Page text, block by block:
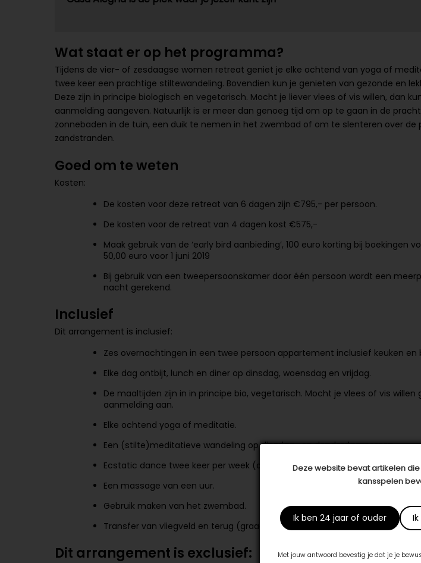
Deze website bevat artikelen
kansspelen
Ik ben 24 jaar of ouder
Met jouw antwoord bevestig je dat je je
Wat staat er op het programma?
Tijdens de vier- of zesdaagse women retreat geniet je elke ochtend van yoga of
twee keer een prachtige stiltewandeling. Bovendien kun je genieten van gezonde en
Deze zijn in principe biologisch en vegetarisch. Mocht je liever vlees of vis willen, dan
aanmelding aangeven. Natuurlijk is er meer dan genoeg tijd om op te gaan in de
zonnebaden in de tuin, een duik te nemen in het zwembad of om te slenteren over de
zandstranden.
Goed om te weten
Kosten:
De kosten voor deze retreat van 6 dagen zijn €795,- per persoon.
De kosten voor de retreat van 4 dagen kost €575,-
Maak gebruik van de ‘early bird aanbieding’, 100 euro korting bij boekingen
50,00 euro voor 1 juni 2019
Bij gebruik van een tweepersoonskamer door één persoon wordt een
nacht gerekend.
Inclusief
Dit arrangement is inclusief:
Zes overnachtingen in een twee persoon appartement inclusief keuken en
Elke dag ontbijt, lunch en diner op dinsdag, woensdag en vrijdag.
De maaltijden zijn in in principe bio, vegetarisch. Mocht je vlees of vis willen
aanmelding aan.
Elke ochtend yoga of meditatie.
Een (stilte)meditatieve wandeling op dinsdag- en donderdagmorgen
Ecstatic dance twee keer per week (afhankelijk van het weer)
Een massage van een uur.
Gebruik maken van het zwembad.
Transfer van vliegveld en terug (graag doorgeven als je zelf een auto
Dit arrangement is exclusief: